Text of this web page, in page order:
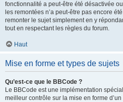
fonctionnalité a peut-être été désactivée
les remontées n’a peut-être pas encore
remonter le sujet simplement en y
tout en respectant les règles du forum.
Haut
Mise en forme et types de sujets
Qu’est-ce que le BBCode ?
Le BBCode est une implémentation
meilleur contrôle sur la mise en forme